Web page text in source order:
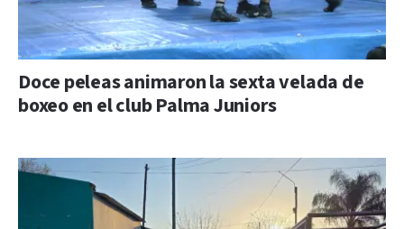
Doce peleas animaron la sexta velada de
boxeo en el club Palma Juniors